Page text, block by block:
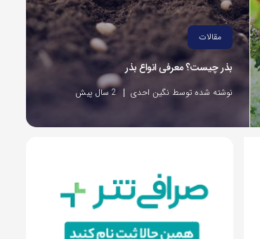
مقالات
بذر چیست؟ معرفی انواع بذر
نوشته شده توسط نگین احدی 2 سال پیش